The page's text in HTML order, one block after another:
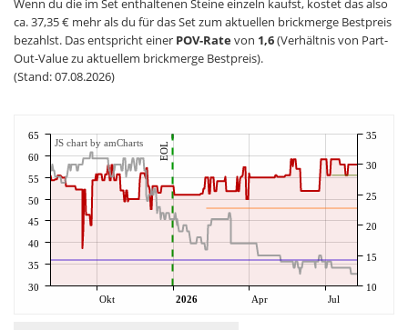
Wenn du die im Set enthaltenen Steine einzeln kaufst, kostet das also
ca. 37,35 € mehr als du für das Set zum aktuellen brickmerge Bestpreis
bezahlst. Das entspricht einer POV-Ratevon 1,6(Verhältnis von Part-
Out-Value zu aktuellem brickmerge Bestpreis).
(Stand: 07.08.2026)
Okt 2026 Apr Jul
EOL
30
35
40
45
50
55
60
65
10
15
20
25
30
35
JS chart by amCharts